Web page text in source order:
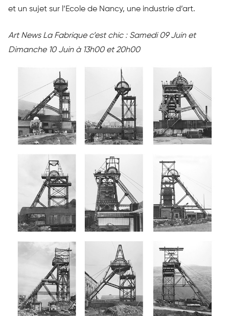
et un sujet sur l’Ecole de Nancy, une industrie d’art.
Art News La Fabrique c’est chic : Samedi 09 Juin et
Dimanche 10 Juin à 13h00 et 20h00